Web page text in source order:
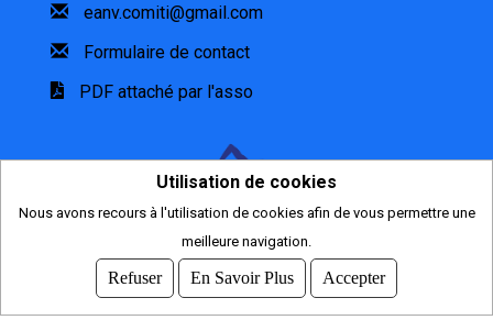
eanv.comiti@gmail.com
Formulaire de contact
PDF attaché par l'asso
2026
© COMITI -CGVU
OPTIMISÉ POUR CHROME ET FIREFOX
Utilisation de cookies
Nous avons recours à l'utilisation de cookies afin de vous permettre une
meilleure navigation.
Refuser En Savoir Plus Accepter